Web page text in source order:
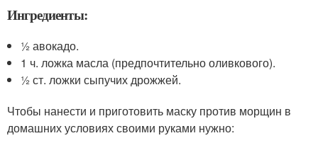
Ингредиенты:
½ авокадо.
1 ч. ложка масла (предпочтительно оливкового).
½ ст. ложки сыпучих дрожжей.
Чтобы нанести и приготовить маску против морщин в
домашних условиях своими руками нужно: